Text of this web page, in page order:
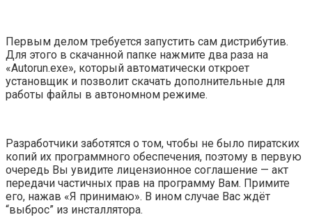
Первым делом требуется запустить сам дистрибутив.
Для этого в скачанной папке нажмите два раза на
«Autorun.exe», который автоматически откроет
установщик и позволит скачать дополнительные для
работы файлы в автономном режиме.
Разработчики заботятся о том, чтобы не было пиратских
копий их программного обеспечения, поэтому в первую
очередь Вы увидите лицензионное соглашение — акт
передачи частичных прав на программу Вам. Примите
его, нажав «Я принимаю». В ином случае Вас ждёт
“выброс” из инсталлятора.